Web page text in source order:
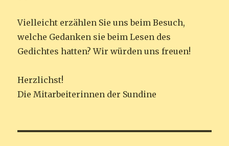
Vielleicht erzählen Sie uns beim Besuch,
welche Gedanken sie beim Lesen des
Gedichtes hatten? Wir würden uns freuen!
Herzlichst!
Die Mitarbeiterinnen der Sundine